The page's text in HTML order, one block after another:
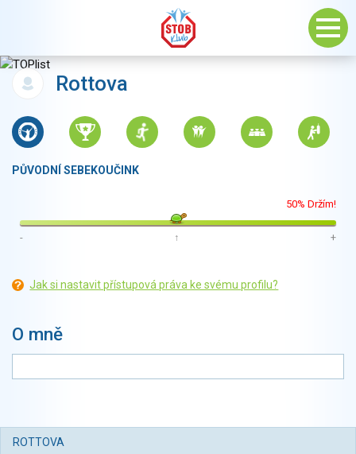
Rottova
PŮVODNÍ SEBEKOUČINK
50% Držím!
- ↑ +
Jak si nastavit přístupová práva ke svému profilu?
O mně
ROTTOVA